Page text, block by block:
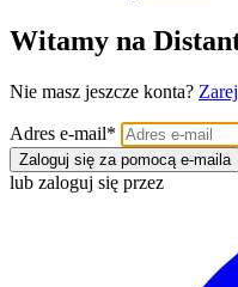
Witamy na
Nie masz jeszcze konta?
Adres e-mail*
Zaloguj się za pomocą e-maila
lub zaloguj się przez